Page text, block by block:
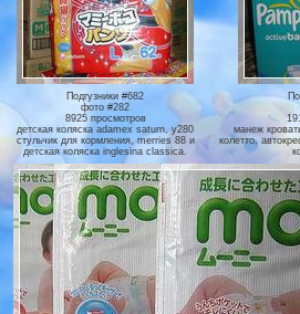
Подгузники #682
фото #282
8925 просмотров
детская коляска adamex saturn, y280
стульчик для кормления, merries 88 и
детская коляска inglesina classica.
манеж
колетто,